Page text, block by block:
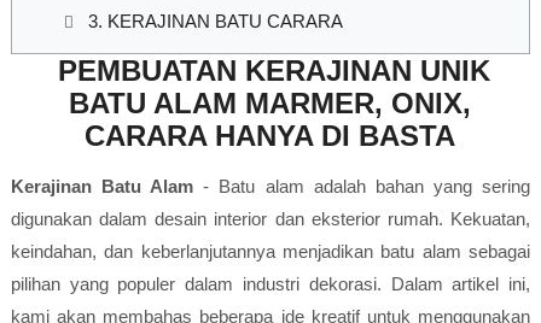
3. KERAJINAN BATU CARARA
PEMBUATAN KERAJINAN UNIK
BATU ALAM MARMER, ONIX,
CARARA HANYA DI BASTA
Kerajinan Batu Alam- Batu alam adalah bahan yang sering
digunakan dalam desain interior dan eksterior rumah. Kekuatan,
keindahan, dan keberlanjutannya menjadikan batu alam sebagai
pilihan yang populer dalam industri dekorasi. Dalam artikel ini,
kami akan membahas beberapa ide kreatif untuk menggunakan